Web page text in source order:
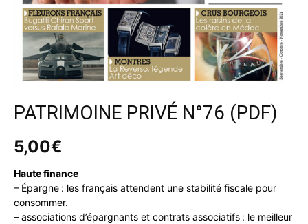
PATRIMOINE PRIVÉ N°76 (PDF)
5,00€
Haute finance
– Épargne : les français attendent une stabilité fiscale pour
consommer.
– associations d’épargnants et contrats associatifs : le meilleur